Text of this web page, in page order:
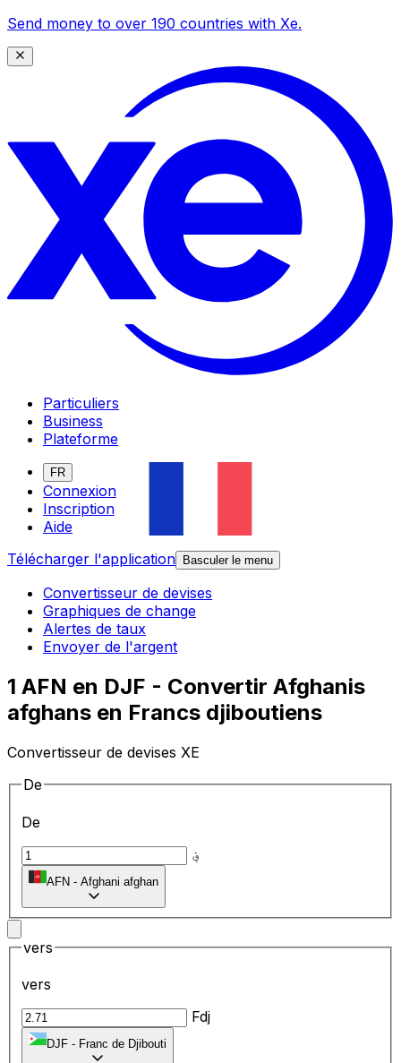
Send money to over 190 countries with Xe.
Particuliers
Business
Plateforme
FR
Connexion
Inscription
Aide
Télécharger l'application
Basculer le menu
Convertisseur de devises
Graphiques de change
Alertes de taux
Envoyer de l'argent
1 AFN en DJF - Convertir Afghanis
afghans en Francs djiboutiens
Convertisseur de devises XE
De
De
؋
AFN - Afghani afghan
vers
vers
Fdj
DJF - Franc de Djibouti